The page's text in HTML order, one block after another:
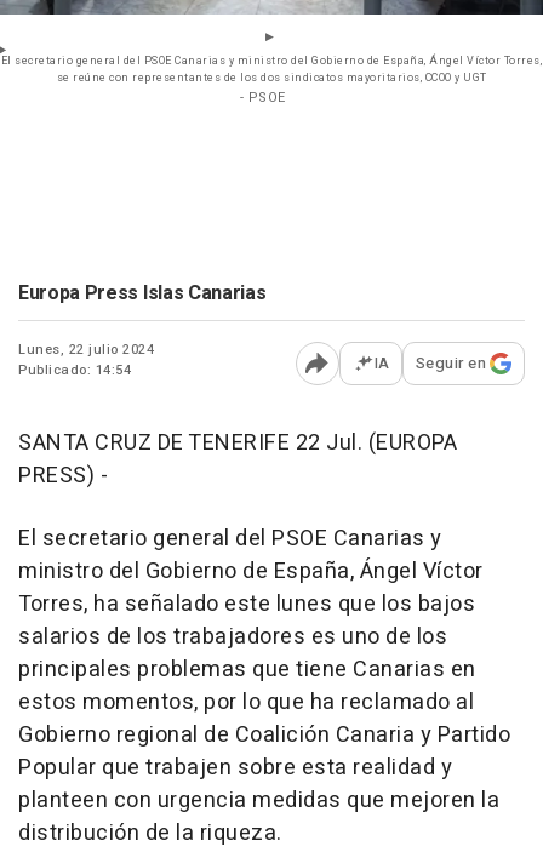
El secretario general del PSOE Canarias y ministro del Gobierno de España, Ángel Víctor Torres,
se reúne con representantes de los dos sindicatos mayoritarios, CCOO y UGT
- PSOE
Europa Press Islas Canarias
Lunes, 22 julio 2024
Publicado: 14:54
Abrir opciones para
IA Seguir en
SANTA CRUZ DE TENERIFE 22 Jul. (EUROPA
PRESS) -
El secretario general del PSOE Canarias y
ministro del Gobierno de España, Ángel Víctor
Torres, ha señalado este lunes que los bajos
salarios de los trabajadores es uno de los
principales problemas que tiene Canarias en
estos momentos, por lo que ha reclamado al
Gobierno regional de Coalición Canaria y Partido
Popular que trabajen sobre esta realidad y
planteen con urgencia medidas que mejoren la
distribución de la riqueza.